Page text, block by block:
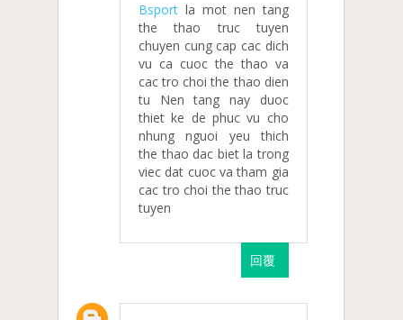
Bsport la mot nen tang
the thao truc tuyen
chuyen cung cap cac dich
vu ca cuoc the thao va
cac tro choi the thao dien
tu Nen tang nay duoc
thiet ke de phuc vu cho
nhung nguoi yeu thich
the thao dac biet la trong
viec dat cuoc va tham gia
cac tro choi the thao truc
tuyen
回覆